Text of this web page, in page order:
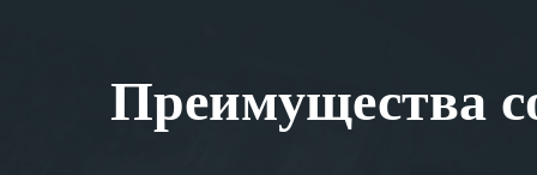
Преимущества